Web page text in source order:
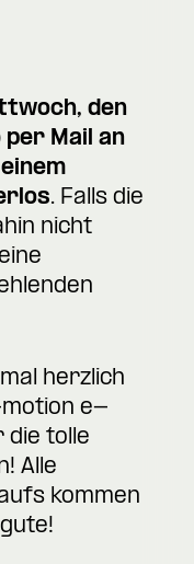
den
Mail an
. Falls die
nicht
herzlich
e-
die tolle
Alle
kommen